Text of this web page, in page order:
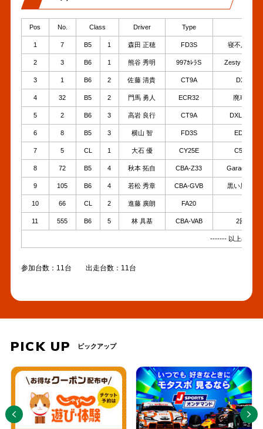
Pos No. Class Driver Type
1 7 B5 1 森田 正穂 FD3S 寝不足まし
2 3 B6 1 熊谷 秀明 997ｶﾚﾗS Zesty･ﾒﾃﾞｨ
3 1 B6 2 佐藤 清貴 CT9A DXLﾘﾝｸ
4 32 B5 2 門馬 勇人 ECR32 廃車復活
5 2 B6 3 高岩 良行 CT9A DXLﾒﾓﾘｰ
6 8 B5 3 横山 智 FD3S
7 5 CL 1 大石 優 CY25E C5 ｺﾙﾍﾞ
8 72 B5 4 秋本 拓自 CBA-Z33
9 105 B6 4 若松 秀章 CBA-GVB 黒い屋根の
10 66 CL 2 進藤 廣朗 FA20
11 555 B6 5 林 具基 CBA-VAB 2回目出
------- 以上出走
参加台数：11台 出走台数：11台
PICK UP ピックアップ
PREV NEXT